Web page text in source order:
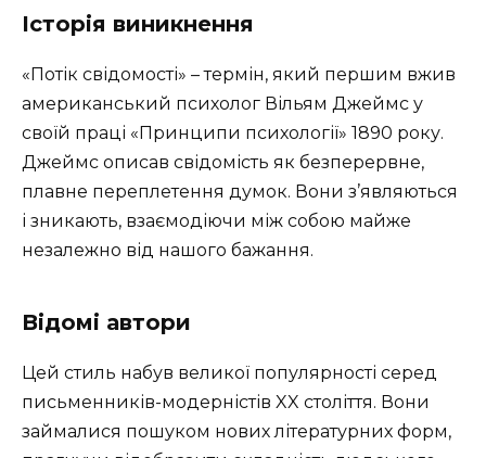
Історія виникнення
«Потік свідомості» – термін, який першим вжив
американський психолог Вільям Джеймс у
своїй праці «Принципи психології» 1890 року.
Джеймс описав свідомість як безперервне,
плавне переплетення думок. Вони з’являються
і зникають, взаємодіючи між собою майже
незалежно від нашого бажання.
Відомі автори
Цей стиль набув великої популярності серед
письменників-модерністів XX століття. Вони
займалися пошуком нових літературних форм,